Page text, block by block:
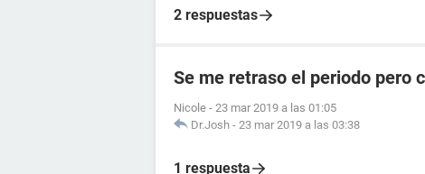
2 respuestas
Se me retraso el periodo pero
Nicole - 23 mar 2019 a las 01:05
Dr.Josh - 23 mar 2019 a las 03:38
1 respuesta